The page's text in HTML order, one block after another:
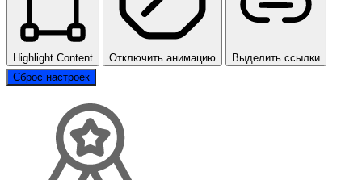
Highlight Content Отключить анимацию
Выделить ссылки
Сброс настроек